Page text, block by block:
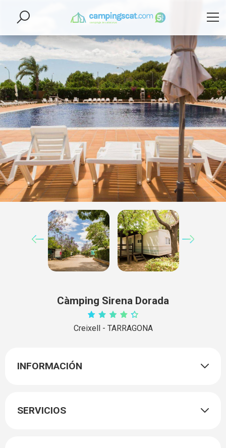
Càmping Sirena Dorada
Creixell - TARRAGONA
INFORMACIÓN
SERVICIOS